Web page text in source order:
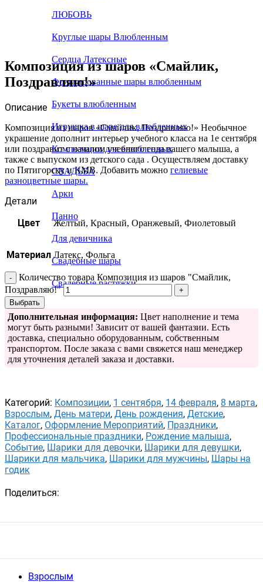
ЛЮБОВЬ
Круглые шары Влюбленным
Сердца Латексные
Фольгированные шары влюбленным
Букеты влюбленным
Игрушка в шаре для влюбленных
Композиции для влюбленных
СВАДЬБА
Арки
Панно
Для девичника
Свадебные шары
Свадебные растяжки
Взрослым
Композиция из шаров «Смайлик,
Поздравляю!»
Описание
Композиция из шаров «Смайлик, Поздравляю!» Необычное
украшение дополнит интерьер учебного класса на 1е сентября
или поздравит с началом учебного года вашего малыша, а
также с выпуском из детского сада . Осуществляем доставку
по Пятигорску и КМВ. Добавить можно гелиевые
разноцветные шары.
Детали
Цвет
Желтый, Красный, Оранжевый, Фиолетовый
Материал Латекс, Фольга
Количество товара Композиция из шаров "Смайлик,
Поздравляю!"
Выбрать
Дополнительная информация: Цвет наполнение и тема
могут быть разными! Зависит от вашей фантазии. Есть
доставка, специально оборудованным, собственным
транспортом. После заказа с вами свяжется наш менеджер
для уточнения деталей заказа и доставки.
Категорий: Композиции, 1 сентября, 14 февраля, 8 марта,
Взрослым, День матери, День рождения, Детские,
Каталог, Оформление Мероприятий, Праздники,
Профессиональные праздники, Рождение малыша,
Событие, Шарики для девочки, Шарики для девушки,
Шарики для мальчика, Шарики для мужчины, Шары на
годик
Поделиться: